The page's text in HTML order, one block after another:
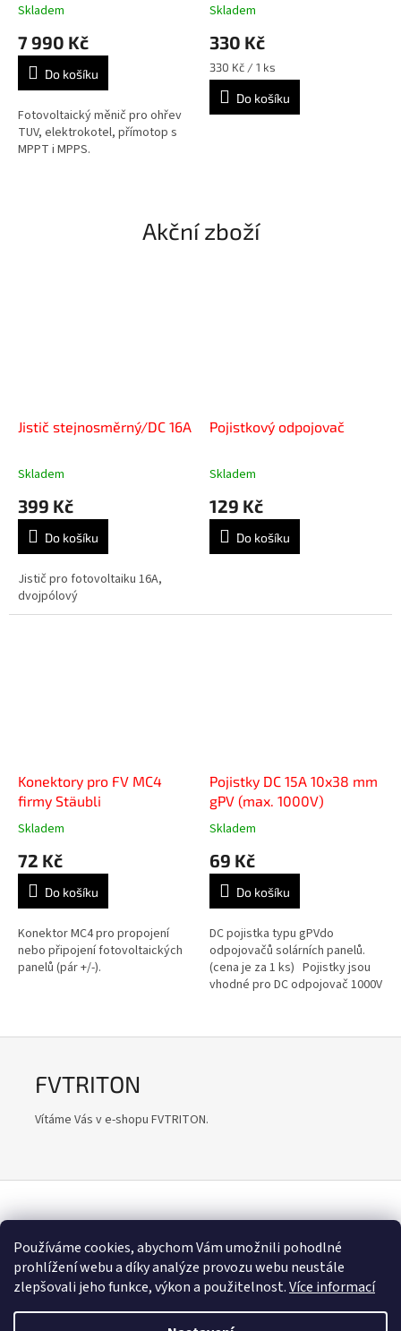
Používáme cookies, abychom Vám umožnili pohodlné
prohlížení webu a díky analýze provozu webu neustále
zlepšovali jeho funkce, výkon a použitelnost.Více informací
Skladem
7 990 Kč
Do košíku
Fotovoltaický měnič pro ohřev
TUV, elektrokotel, přímotop s
MPPT i MPPS.
Skladem
330 Kč
Měrná
cena:
330 Kč / 1 ks
Do košíku
Akční zboží
Jistič stejnosměrný/DC 16A
Skladem
399 Kč
Do košíku
Jistič pro fotovoltaiku 16A,
dvojpólový
Pojistkový odpojovač
Skladem
129 Kč
Do košíku
Konektory pro FV MC4
firmy Stäubli
Skladem
72 Kč
Do košíku
Konektor MC4 pro propojení
nebo připojení fotovoltaických
panelů (pár +/-).
Pojistky DC 15A 10x38 mm
gPV (max. 1000V)
Skladem
69 Kč
Do košíku
DC pojistka typu gPVdo
odpojovačů solárních panelů.
(cena je za 1 ks) Pojistky jsou
vhodné pro DC odpojovač 1000V
FVTRITON
Vítáme Vás v e-shopu FVTRITON.
Z
Triton web